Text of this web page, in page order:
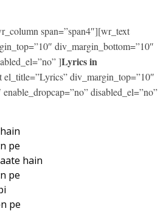
span=”span4″][wr_text
div_margin_bottom=”10″
]Lyrics in
div_margin_top=”10″
disabled_el=”no”
pe
hain
pe
pe